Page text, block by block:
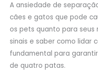
A ansiedade de
cães e gatos que pode
os pets quanto para seus
sinais e saber como lidar
fundamental para
de quatro patas.